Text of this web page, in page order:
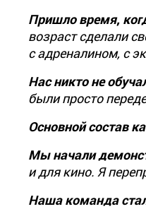
Пришло время,
возраст сделали
с адреналином, с
Нас никто не
были просто
Основной состав
Мы начали
и для кино. Я
Наша команда